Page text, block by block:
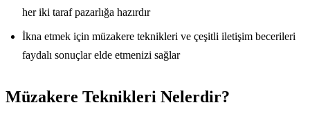
her iki taraf pazarlığa hazırdır
İkna etmek için müzakere teknikleri ve çeşitli iletişim becerileri
faydalı sonuçlar elde etmenizi sağlar
Müzakere Teknikleri Nelerdir?